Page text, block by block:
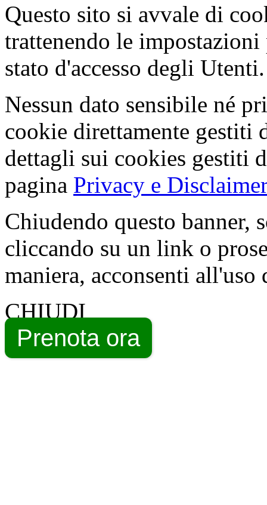
Questo sito si avvale di
trattenendo le
stato d'accesso degli Utenti.
Nessun dato sensibile né
cookie direttamente gestiti
dettagli sui cookies gestiti
pagina Privacy e Disclaimer
Chiudendo questo banner,
cliccando su un link o
maniera, acconsenti all'uso
CHIUDI
Prenota ora